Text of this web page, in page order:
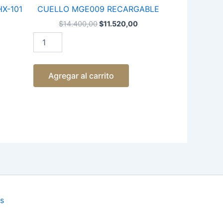
101
CUELLO MGE009 RECARGABLE
$14.400,00$11.520,00
RECARGABLE
cantidad
Agregar al carrito